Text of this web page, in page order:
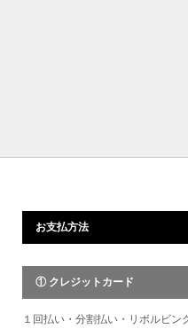
お支払方法
① クレジットカード
１回払い・分割払い・リボルビン